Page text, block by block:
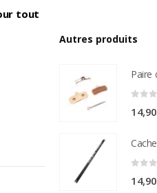
tout
Autres produits
14,90
14,90